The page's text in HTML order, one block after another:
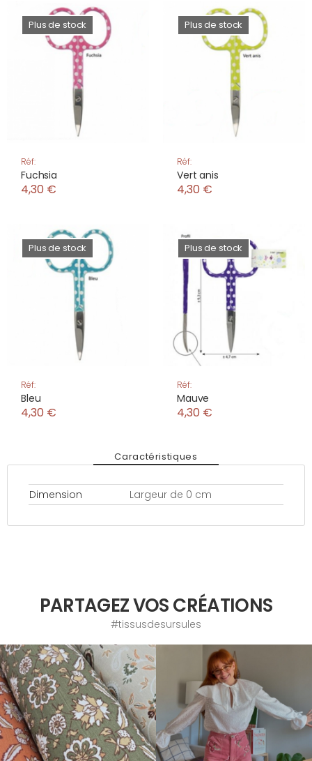
Plus de stock
Réf:
Fuchsia
4,30 €
Plus de stock
Réf:
Vert anis
4,30 €
Plus de stock
Réf:
Bleu
4,30 €
Plus de stock
Réf:
Mauve
4,30 €
Caractéristiques
Dimension Largeur de 0 cm
PARTAGEZ VOS CRÉATIONS
#tissusdesursules